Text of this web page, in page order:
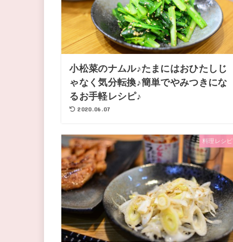
小松菜のナムル♪たまにはおひたしじ
ゃなく気分転換♪簡単でやみつきにな
るお手軽レシピ♪
2020.06.07
料理レシピ